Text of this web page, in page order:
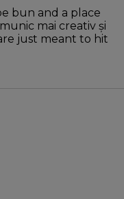
bun and a place
mai creativ și
just meant to hit